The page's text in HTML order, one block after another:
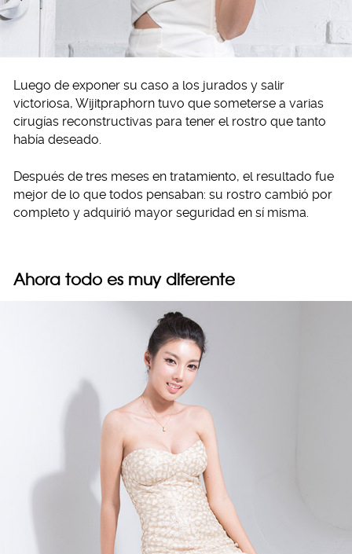
Luego de exponer su caso a los jurados y salir
victoriosa, Wijitpraphorn tuvo que someterse a varias
cirugías reconstructivas para tener el rostro que tanto
había deseado.
Después de tres meses en tratamiento, el resultado fue
mejor de lo que todos pensaban: su rostro cambió por
completo y adquirió mayor seguridad en sí misma.
Ahora todo es muy diferente